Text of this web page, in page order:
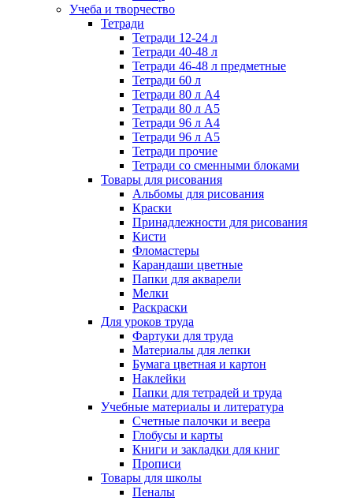
Учеба и творчество
Тетради
Тетради 12-24 л
Тетради 40-48 л
Тетради 46-48 л предметные
Тетради 60 л
Тетради 80 л А4
Тетради 80 л А5
Тетради 96 л А4
Тетради 96 л А5
Тетради прочие
Тетради со сменными блоками
Товары для рисования
Альбомы для рисования
Краски
Принадлежности для рисования
Кисти
Фломастеры
Карандаши цветные
Папки для акварели
Мелки
Раскраски
Для уроков труда
Фартуки для труда
Материалы для лепки
Бумага цветная и картон
Наклейки
Папки для тетрадей и труда
Учебные материалы и литература
Счетные палочки и веера
Глобусы и карты
Книги и закладки для книг
Прописи
Товары для школы
Пеналы